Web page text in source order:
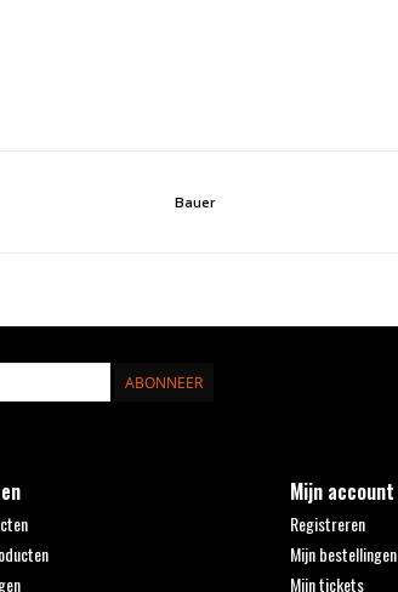
Bauer
ABONNEER
Mijn account
Registreren
Mijn bestellingen
Mijn tickets